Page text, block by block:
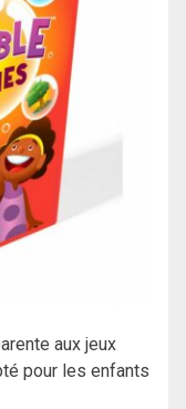
aux jeux
pour les enfants